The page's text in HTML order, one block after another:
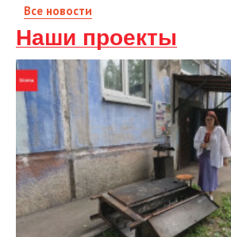
Все новости
Наши проекты